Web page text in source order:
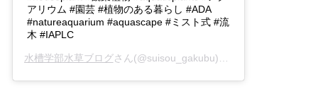
アリウム #園芸 #植物のある暮らし #ADA
#natureaquarium #aquascape #ミスト式 #流
木 #IAPLC
水槽学部水草ブログさん(@suisou_gakubu)がシェアした投稿 -